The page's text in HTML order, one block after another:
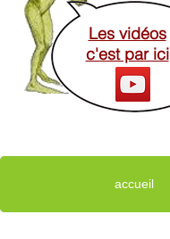
Les vidéos
c'est par ici
accueil